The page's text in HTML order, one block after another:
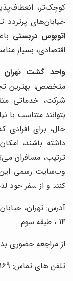
کوچک‌تر،
خیابان‌های پرتردد
اتوبوس دربستی
اقتصادی، بسیار
واحد گشت تهران
متخصص، بهترین
شرکت، خدماتی
بتوانند متناسب با
حال، برای
داشته باشند،
ترتیب، مسافران
وب‌سایت رسمی این
کنند و از سفر خود
آدرس: تهران،
14 ، طبقه سوم
از مراجعه حضوری
تلفن های تماس: 88815169 & 88813689